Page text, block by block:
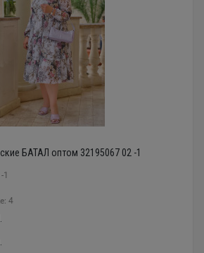
БАТАЛ оптом 32195067 02 -1
1
4